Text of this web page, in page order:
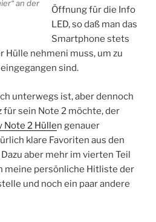
an der
Öffnung für die Info
LED, so daß man das
Smartphone stets
Hülle nehmeni muss, um zu
sind.
unterwegs ist, aber dennoch
sein Note 2 möchte, der
Note 2 Hüllen genauer
klare Favoriten aus den
aber mehr im vierten Teil
meine persönliche Hitliste der
und noch ein paar andere